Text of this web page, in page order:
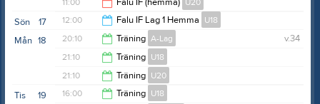
10:00
13:30
17
Sön 12:00 Falu IF Lag 1 Hemma U18
14:30
18
Mån v.34
20:10 Träning A-Lag
21:05
21:10 Träning U18
22:10
21:10 Träning U20
19
Tis 16:00 Träning U18